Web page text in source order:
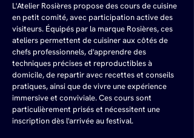
L'Atelier Rosières propose des cours de cuisine
en petit comité, avec participation active des
visiteurs. Équipés par la marque Rosières, ces
ateliers permettent de cuisiner aux côtés de
chefs professionnels, d'apprendre des
techniques précises et reproductibles à
domicile, de repartir avec recettes et conseils
pratiques, ainsi que de vivre une expérience
immersive et conviviale. Ces cours sont
particulièrement prisés et nécessitent une
inscription dès l'arrivée au festival.